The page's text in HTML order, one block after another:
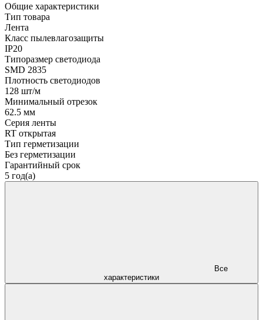
Общие характеристики
Тип товара
Лента
Класс пылевлагозащиты
IP20
Типоразмер светодиода
SMD 2835
Плотность светодиодов
128 шт/м
Минимальный отрезок
62.5 мм
Серия ленты
RT открытая
Тип герметизации
Без герметизации
Гарантийный срок
5 год(а)
характеристики